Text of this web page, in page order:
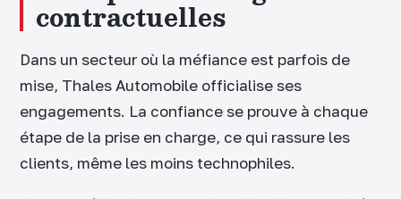
contractuelles
Dans un secteur où la méfiance est parfois de
mise, Thales Automobile officialise ses
engagements. La confiance se prouve à chaque
étape de la prise en charge, ce qui rassure les
clients, même les moins technophiles.